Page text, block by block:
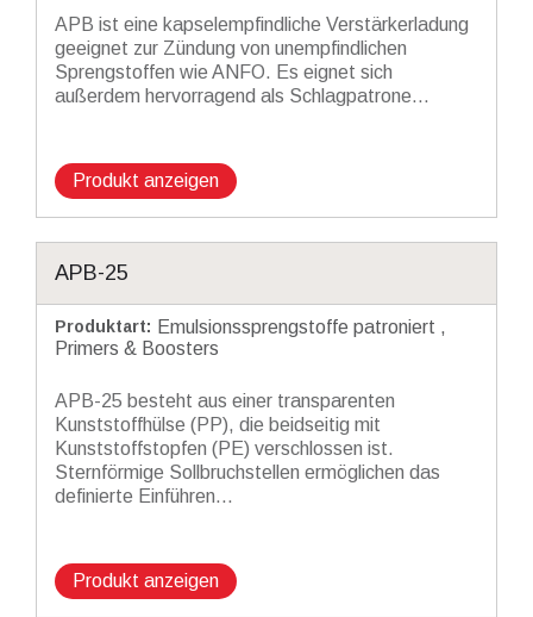
APB ist eine kapselempfindliche Verstärkerladung
geeignet zur Zündung von unempfindlichen
Sprengstoffen wie ANFO. Es eignet sich
außerdem hervorragend als Schlagpatrone...
Produkt anzeigen
APB-25
Produktart: Emulsionssprengstoffe patroniert
Primers & Boosters
APB-25 besteht aus einer transparenten
Kunststoffhülse (PP), die beidseitig mit
Kunststoffstopfen (PE) verschlossen ist.
Sternförmige Sollbruchstellen ermöglichen das
definierte Einführen...
Produkt anzeigen